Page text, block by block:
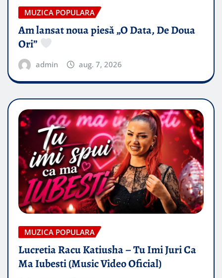
MUZICA POPULARA
Am lansat noua piesă „O Data, De Doua
Ori”
admin aug. 7, 2026
MUZICA POPULARA
Lucretia Racu Katiusha – Tu Imi Juri Ca
Ma Iubesti (Music Video Oficial)